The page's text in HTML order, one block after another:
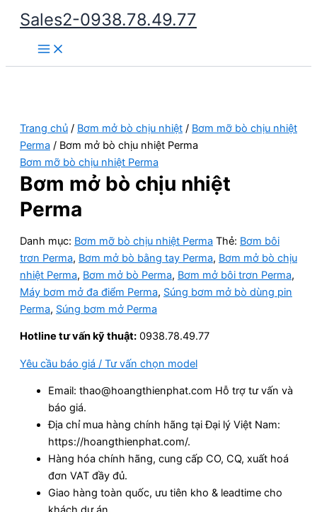
Nhảy
dung
Sales2-0938.78.49.77
Main
Menu
Trang chủ / Bơm mở bò chịu nhiệt / Bơm mỡ bò chịu nhiệt
Perma / Bơm mở bò chịu nhiệt Perma
Bơm mỡ bò chịu nhiệt Perma
Bơm mở bò chịu nhiệt
Perma
Danh mục: Bơm mỡ bò chịu nhiệt Perma Thẻ: Bơm bôi
trơn Perma, Bơm mở bò bằng tay Perma, Bơm mở bò chịu
nhiệt Perma, Bơm mở bò Perma, Bơm mở bôi trơn Perma,
Máy bơm mở đa điểm Perma, Súng bơm mở bò dùng pin
Perma, Súng bơm mở Perma
Hotline tư vấn kỹ thuật: 0938.78.49.77
Yêu cầu báo giá / Tư vấn chọn model
Email: thao@hoangthienphat.com Hỗ trợ tư vấn và
báo giá.
Địa chỉ mua hàng chính hãng tại Đại lý Việt Nam:
https://hoangthienphat.com/.
Hàng hóa chính hãng, cung cấp CO, CQ, xuất hoá
đơn VAT đầy đủ.
Giao hàng toàn quốc, ưu tiên kho & leadtime cho